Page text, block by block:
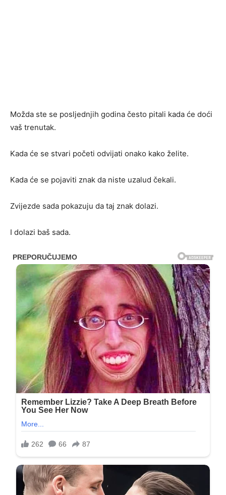
Možda ste se posljednjih godina često pitali kada će doći
vaš trenutak.
Kada će se stvari početi odvijati onako kako želite.
Kada će se pojaviti znak da niste uzalud čekali.
Zvijezde sada pokazuju da taj znak dolazi.
I dolazi baš sada.